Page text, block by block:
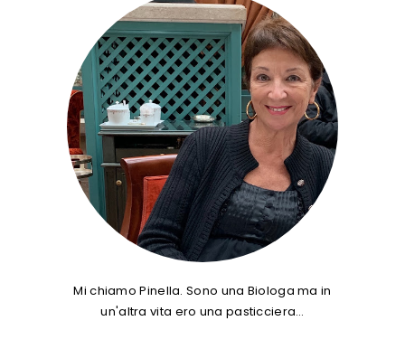
Mi chiamo Pinella. Sono una Biologa ma in
un'altra vita ero una pasticciera…